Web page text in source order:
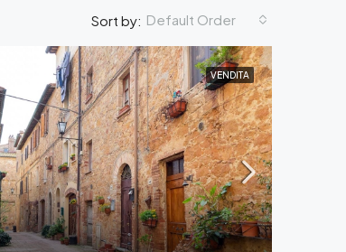
Sort by: Default Order
VENDITA